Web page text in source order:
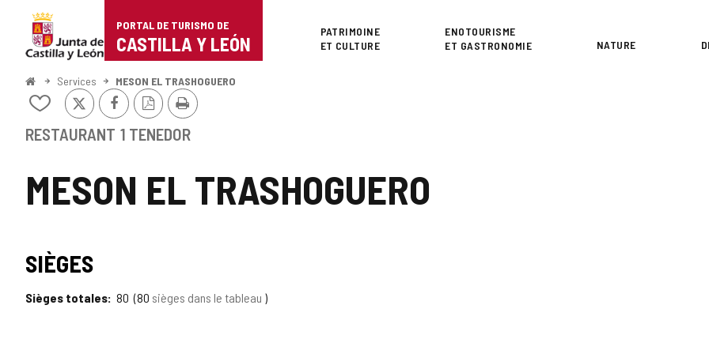
Portal
de
Turismo
Castilla
León
PORTAL DE TURISMO DE
CASTILLA Y LEÓN
Superior
PATRIMOINE
ET CULTURE
ENOTOURISME
ET GASTRONOMIE
NATURE
<
Accueil
Services MESON EL TRASHOGUERO
MESON EL TRASHOGUERO
Ajouter/retirer
contenu
X FacebookVersion
PDF
Imprimer
RESTAURANT 1 TENEDOR
SIÈGES
Sièges totales 80 80 sièges dans le tableau